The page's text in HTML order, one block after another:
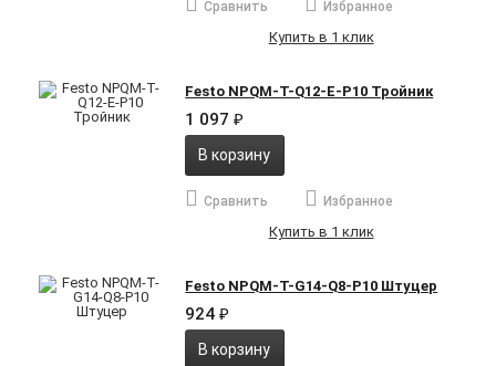
Сравнить Избранное
Купить в 1 клик
Festo NPQM-T-Q12-E-P10 Тройник
1 097₽
В корзину
Сравнить Избранное
Купить в 1 клик
Festo NPQM-T-G14-Q8-P10 Штуцер
924₽
В корзину